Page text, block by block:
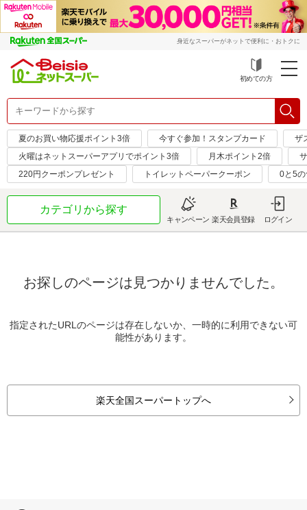
身近なスーパーがネットで便利に・おトクに
初めての方
夏のお買い物応援ポイント3倍 今すぐ参加！スタンプカード
ザ
火曜はネットスーパーアプリでポイント3倍
月木ポイント2倍
220円クーポンプレゼント
トイレットペーパークーポン 0と5
カテゴリから探す
キャンペーン 楽天会員登録 ログイン
お探しのページは見つかりませんでした。
指定されたURLのページは存在しないか、一時的に利用できない可
能性があります。
楽天全国スーパートップへ